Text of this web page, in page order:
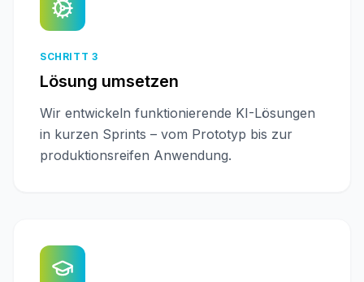
SCHRITT 3
Lösung umsetzen
Wir entwickeln funktionierende KI-Lösungen
in kurzen Sprints – vom Prototyp bis zur
produktionsreifen Anwendung.